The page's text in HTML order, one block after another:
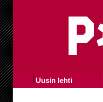
Uusin lehti